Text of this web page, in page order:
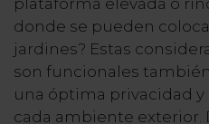
plataforma elevada o
donde se pueden
jardines? Estas
son funcionales
una óptima privacidad
cada ambiente exterior.